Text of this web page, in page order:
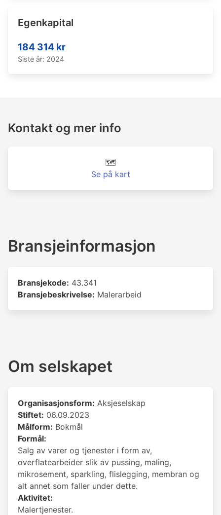
Egenkapital
184 314 kr
Siste år: 2024
Kontakt og mer info
🗺️
Se på kart
Bransjeinformasjon
Bransjekode: 43.341
Bransjebeskrivelse: Malerarbeid
Om selskapet
Organisasjonsform: Aksjeselskap
Stiftet: 06.09.2023
Målform: Bokmål
Formål:
Salg av varer og tjenester i form av,
overflatearbeider slik av pussing, maling,
mikrosement, sparkling, flislegging, membran og
alt annet som faller under dette.
Aktivitet:
Malertjenester.